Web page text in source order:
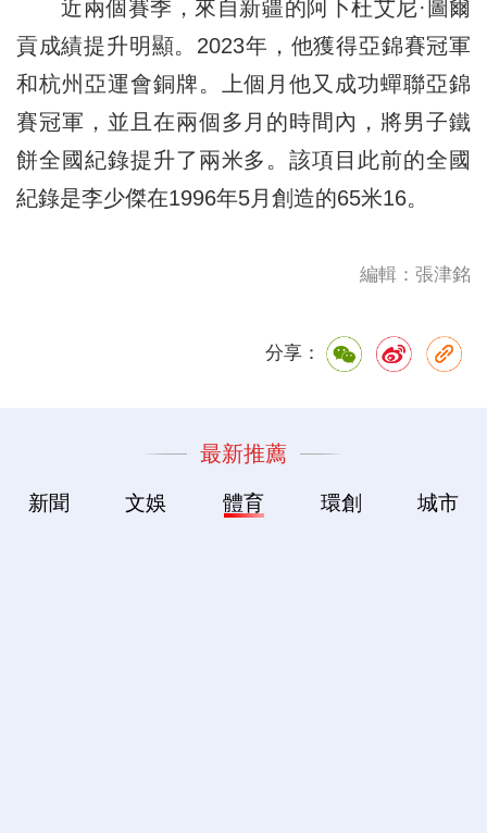
近兩個賽季，來自新疆的阿卜杜艾尼·圖爾
貢成績提升明顯。2023年，他獲得亞錦賽冠軍
和杭州亞運會銅牌。上個月他又成功蟬聯亞錦
賽冠軍，並且在兩個多月的時間內，將男子鐵
餅全國紀錄提升了兩米多。該項目此前的全國
紀錄是李少傑在1996年5月創造的65米16。
編輯：張津銘
分享：
最新推薦
新聞 文娛 體育 環創 城市